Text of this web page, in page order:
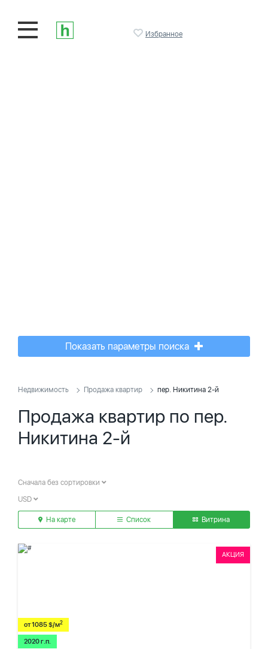
Избранное
Показать параметры поиска
Недвижимость Продажа квартир пер. Никитина 2-й
Продажа квартир по пер.
Никитина 2-й
Сначала без сортировки
USD
На карте Список Витрина
АКЦИЯ
от 1085 $/м2
2020 г.п.